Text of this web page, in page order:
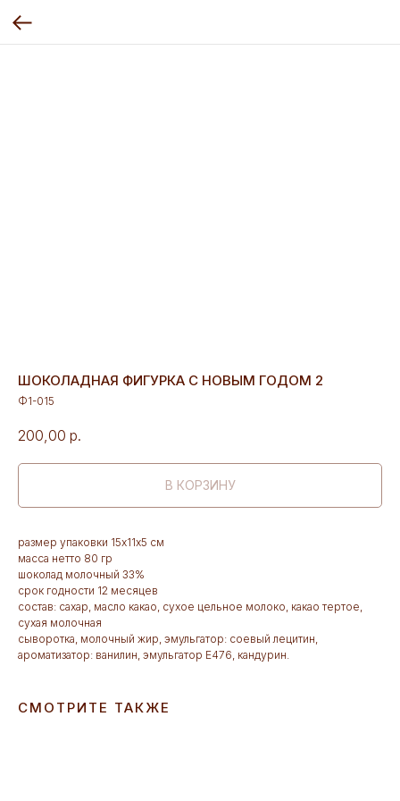
ШОКОЛАДНАЯ ФИГУРКА С НОВЫМ ГОДОМ 2
Ф1-015
200,00 р.
В КОРЗИНУ
размер упаковки 15х11х5 см
масса нетто 80 гр
шоколад молочный 33%
срок годности 12 месяцев
состав: сахар, масло какао, сухое цельное молоко, какао тертое,
сухая молочная
сыворотка, молочный жир, эмульгатор: соевый лецитин,
ароматизатор: ванилин, эмульгатор Е476, кандурин.
СМОТРИТЕ ТАКЖЕ